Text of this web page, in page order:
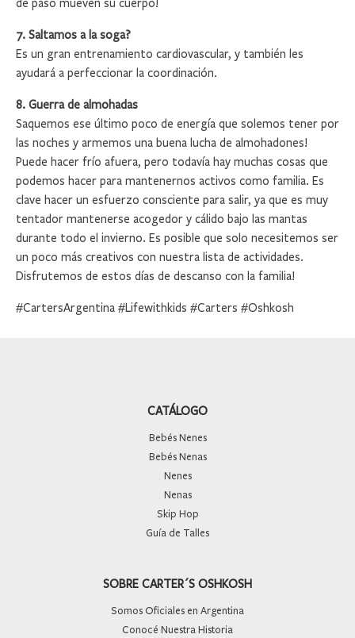
de paso mueven su cuerpo!
7. Saltamos a la soga?
Es un gran entrenamiento cardiovascular, y también les
ayudará a perfeccionar la coordinación.
8. Guerra de almohadas
Saquemos ese último poco de energía que solemos tener por
las noches y armemos una buena lucha de almohadones!
Puede hacer frío afuera, pero todavía hay muchas cosas que
podemos hacer para mantenernos activos como familia. Es
clave hacer un esfuerzo consciente para salir, ya que es muy
tentador mantenerse acogedor y cálido bajo las mantas
durante todo el invierno. Es posible que solo necesitemos ser
un poco más creativos con nuestra lista de actividades.
Disfrutemos de estos días de descanso con la familia!
#CartersArgentina #Lifewithkids #Carters #Oshkosh
CATÁLOGO
Bebés Nenes
Bebés Nenas
Nenes
Nenas
Skip Hop
Guía de Talles
SOBRE CARTER´S OSHKOSH
Somos Oficiales en Argentina
Conocé Nuestra Historia